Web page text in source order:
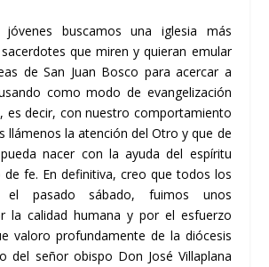
buscamos una iglesia más
que miren y quieran emular
de San Juan Bosco para acercar a
como modo de evangelización
es decir, con nuestro comportamiento
llámenos la atención del Otro y que de
nacer con la ayuda del espíritu
de fe. En definitiva, creo que todos los
el pasado sábado, fuimos unos
la calidad humana y por el esfuerzo
valoro profundamente de la diócesis
del señor obispo Don José Villaplana